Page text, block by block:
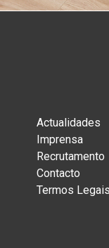
Actualidades
Imprensa
Recrutamento
Contacto
Termos Legais